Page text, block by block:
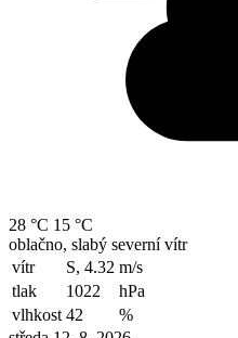
28 °C 15 °C
oblačno, slabý severní vítr
vítr
S, 4.32 m/s
tlak
1022
hPa
vlhkost 42
%